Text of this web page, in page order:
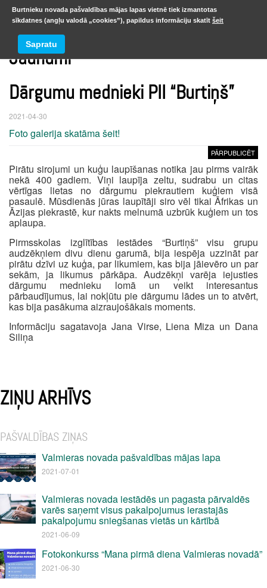
Jaunumi
Dārgumu mednieki PII “Burtiņš”
2021-04-30
Foto galerija skatāma šeit!
PĀRPUBLICĒT
Pirātu sirojumi un kuģu laupīšanas notika jau pirms vairāk
nekā 400 gadiem. Viņi laupīja zeltu, sudrabu un citas
vērtīgas lietas no dārgumu piekrautiem kuģiem visā
pasaulē. Mūsdienās jūras laupītāji siro vēl tikai Āfrikas un
Āzijas piekrastē, kur nakts melnumā uzbrūk kuģiem un tos
aplaupa.
Pirmsskolas izglītības iestādes “Burtiņš” visu grupu
audzēkņiem divu dienu garumā, bija iespēja uzzināt par
pirātu dzīvi uz kuģa, par likumiem, kas bija jāievēro un par
sekām, ja likumus pārkāpa. Audzēkņi varēja iejusties
dārgumu mednieku lomā un veikt interesantus
pārbaudījumus, lai nokļūtu pie dārgumu lādes un to atvērt,
kas bija pasākuma aizraujošākais moments.
Informāciju sagatavoja Jana Virse, Liena Miza un Dana
Siliņa
ZIŅU ARHĪVS
PAŠVALDĪBAS ZIŅAS
Valmieras novada pašvaldības mājas lapa
2021-07-01
Valmieras novada iestādēs un pagasta pārvaldēs
varēs saņemt visus pakalpojumus ierastajās
pakalpojumu sniegšanas vietās un kārtībā
2021-06-09
Fotokonkurss “Mana pirmā diena Valmieras novadā”
2021-06-30
Burtnieku novada pašvaldības mājas lapas vietnē tiek izmantotas
sīkdatnes (angļu valodā „cookies”), papildus informāciju skatīt šeit
Sapratu